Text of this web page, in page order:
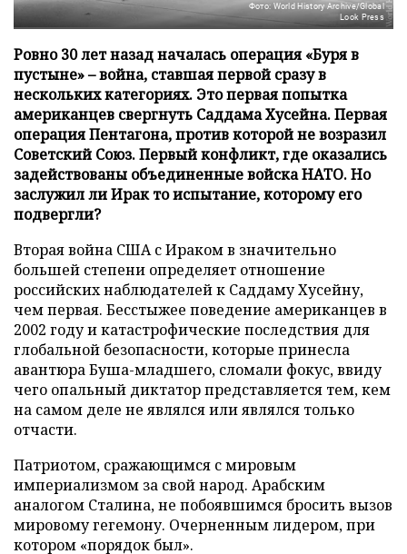
Фото: World History Archive/Global
Look Press
Ровно 30 лет назад началась операция «Буря в
пустыне» – война, ставшая первой сразу в
нескольких категориях. Это первая попытка
американцев свергнуть Саддама Хусейна. Первая
операция Пентагона, против которой не возразил
Советский Союз. Первый конфликт, где оказались
задействованы объединенные войска НАТО. Но
заслужил ли Ирак то испытание, которому его
подвергли?
Вторая война США с Ираком в значительно
большей степени определяет отношение
российских наблюдателей к Саддаму Хусейну,
чем первая. Бесстыжее поведение американцев в
2002 году и катастрофические последствия для
глобальной безопасности, которые принесла
авантюра Буша-младшего, сломали фокус, ввиду
чего опальный диктатор представляется тем, кем
на самом деле не являлся или являлся только
отчасти.
Патриотом, сражающимся с мировым
империализмом за свой народ. Арабским
аналогом Сталина, не побоявшимся бросить вызов
мировому гегемону. Очерненным лидером, при
котором «порядок был».